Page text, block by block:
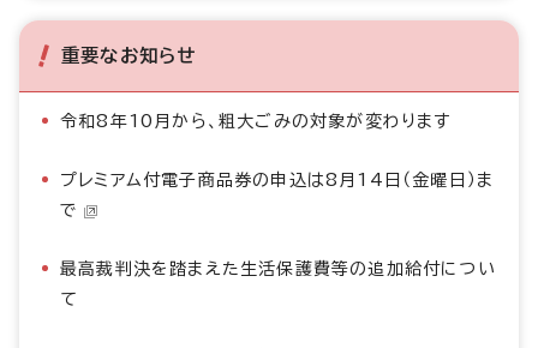
重要なお知らせ
令和8年10月から、粗大ごみの対象が変わります
プレミアム付電子商品券の申込は8月14日（金曜日）ま
で
最高裁判決を踏まえた生活保護費等の追加給付につい
て